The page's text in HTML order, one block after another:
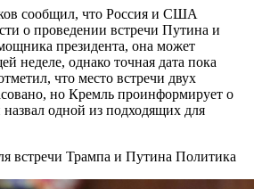
сообщил, что Россия и США
о проведении встречи Путина и
президента, она может
неделе, однако точная дата пока
что место встречи двух
но Кремль проинформирует о
одной из подходящих для
встречи Трампа и Путина Политика